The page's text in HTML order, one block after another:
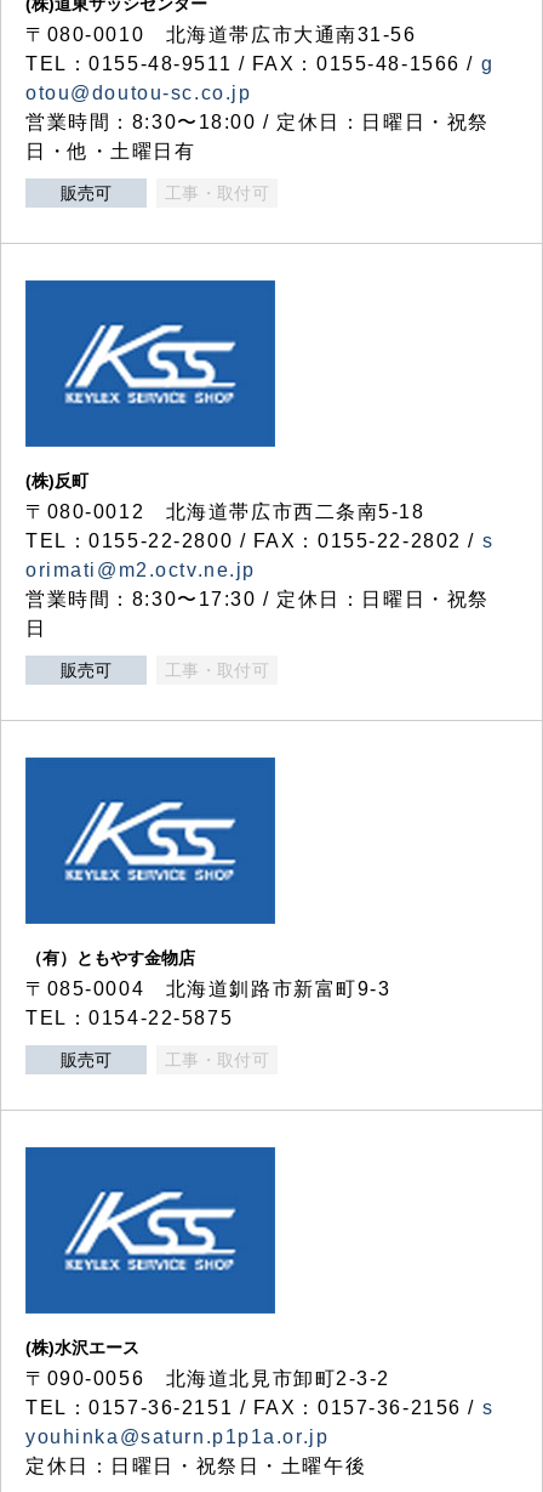
〒080-0010 北海道帯広市大通南31-56
TEL：0155-48-9511 / FAX：0155-48-1566 / g
otou@doutou-sc.co.jp
営業時間：8:30〜18:00 / 定休日：日曜日・祝祭
日・他・土曜日有
販売可 工事・取付可
(株)反町
〒080-0012 北海道帯広市西二条南5-18
TEL：0155-22-2800 / FAX：0155-22-2802 / s
orimati@m2.octv.ne.jp
営業時間：8:30〜17:30 / 定休日：日曜日・祝祭
日
販売可 工事・取付可
（有）ともやす金物店
〒085-0004 北海道釧路市新富町9-3
TEL：0154-22-5875
販売可 工事・取付可
(株)水沢エース
〒090-0056 北海道北見市卸町2-3-2
TEL：0157-36-2151 / FAX：0157-36-2156 / s
youhinka@saturn.p1p1a.or.jp
定休日：日曜日・祝祭日・土曜午後